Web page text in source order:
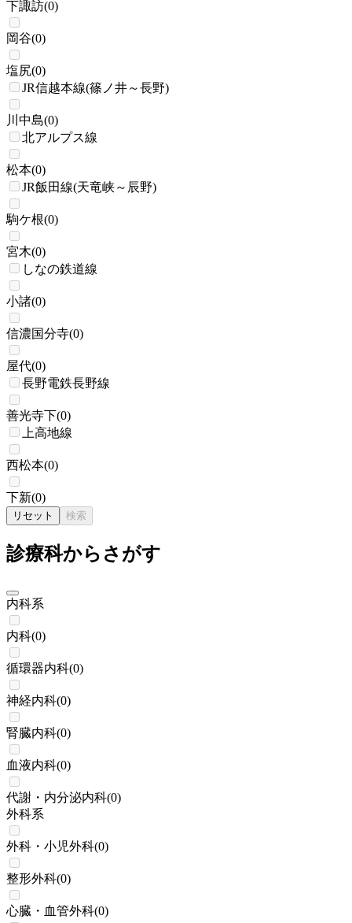
下諏訪(0)
岡谷(0)
塩尻(0)
JR信越本線(篠ノ井～長野)
川中島(0)
北アルプス線
松本(0)
JR飯田線(天竜峡～辰野)
駒ケ根(0)
宮木(0)
しなの鉄道線
小諸(0)
信濃国分寺(0)
屋代(0)
長野電鉄長野線
善光寺下(0)
上高地線
西松本(0)
下新(0)
リセット 検索
診療科からさがす
内科系
内科(0)
循環器内科(0)
神経内科(0)
腎臓内科(0)
血液内科(0)
代謝・内分泌内科(0)
外科系
外科・小児外科(0)
整形外科(0)
心臓・血管外科(0)